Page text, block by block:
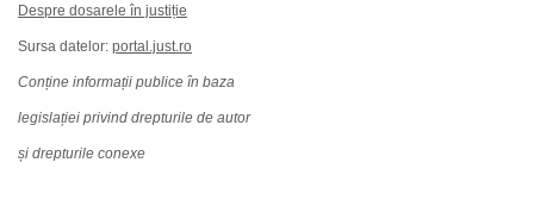
Despre dosarele în justiție
Sursa datelor: portal.just.ro
Conține informații publice în baza
legislației privind drepturile de autor
și drepturile conexe